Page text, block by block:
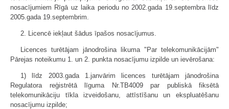
nosacījumiem Rīgā uz laika periodu no 2002.gada 19.septembra līdz
2005.gada 19.septembrim.
2. Licencē iekļaut šādus īpašos nosacījumus.
Licences turētājam jānodrošina likuma "Par telekomunikācijām"
Pārejas noteikumu 1. un 2. punkta nosacījumu izpilde un ievērošana:
1) līdz 2003.gada 1.janvārim licences turētājam jānodrošina
Regulatora reģistrētā līguma Nr.TB4009 par publiskā fiksētā
telekomunikāciju tīkla izveidošanu, attīstīšanu un ekspluatēšanu
nosacījumu izpilde;